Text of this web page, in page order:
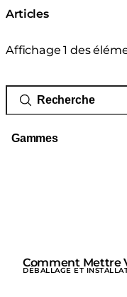
Articles
Affichage 1 des
Gammes
Comment Mettre
DÉBALLAGE ET